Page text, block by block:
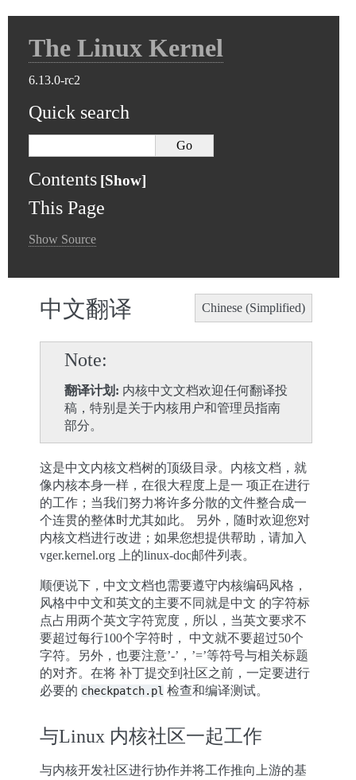
The Linux Kernel
6.13.0-rc2
Quick search
Contents
This Page
Show Source
Chinese (Simplified)
中文翻译
Note
翻译计划: 内核中文文档欢迎任何翻译投
稿，特别是关于内核用户和管理员指南
部分。
这是中文内核文档树的顶级目录。内核文档，就
像内核本身一样，在很大程度上是一 项正在进行
的工作；当我们努力将许多分散的文件整合成一
个连贯的整体时尤其如此。 另外，随时欢迎您对
内核文档进行改进；如果您想提供帮助，请加入
vger.kernel.org 上的linux-doc邮件列表。
顺便说下，中文文档也需要遵守内核编码风格，
风格中中文和英文的主要不同就是中文 的字符标
点占用两个英文字符宽度，所以，当英文要求不
要超过每行100个字符时， 中文就不要超过50个
字符。另外，也要注意’-’，’=’等符号与相关标题
的对齐。在将 补丁提交到社区之前，一定要进行
必要的 checkpatch.pl 检查和编译测试。
与Linux 内核社区一起工作
与内核开发社区进行协作并将工作推向上游的基